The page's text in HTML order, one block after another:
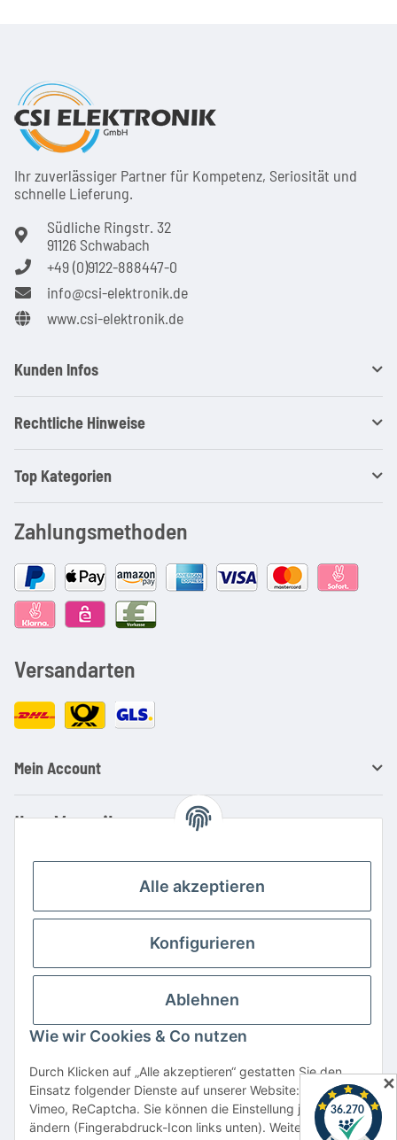
Ihr zuver­läs­siger Partner für Kom­pe­tenz, Seri­osi­tät und
schnel­le Lie­ferung.
Südliche Ringstr. 32
91126 Schwabach
+49 (0)9122-888447-0
info@csi-elektronik.de
www.csi-elektronik.de
Kunden Infos
Rechtliche Hinweise
Top Kategorien
Zahlungsmethoden
Versandarten
Mein Account
Ihre Vorteile
Kauf auf Rechnung
Große Auswahl an Netzteilen und Ladegeräten
Schnelle Lieferung
Hohe Lagerverfügbarkeit
Vertrag widerrufen
* Alle Preise inkl. gesetzlicher USt., zzgl.Versand
Alle verwendeten Markennamen u. Bezeichnungen sind eingetragene Warenzeichen
Alle akzeptieren
Konfigurieren
Ablehnen
Wie wir Cookies & Co nutzen
Durch Klicken auf „Alle akzeptieren“ gestatten Sie den
Einsatz folgender Dienste auf unserer Website: YouTube,
Vimeo, ReCaptcha. Sie können die Einstellung jederzeit
ändern (Fingerabdruck-Icon links unten). Weitere Details
✕